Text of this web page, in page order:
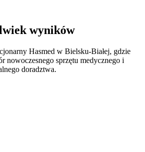
wyników
Hasmed w Bielsku-Białej, gdzie
nowoczesnego sprzętu medycznego i
doradztwa.